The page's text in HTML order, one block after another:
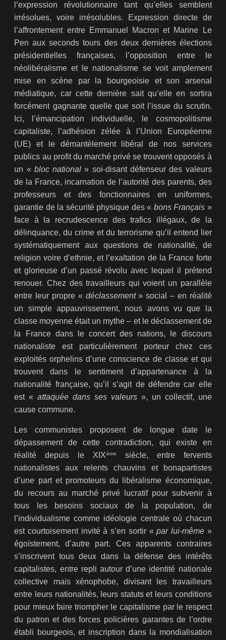
l’expression révolutionnaire tant qu’elles semblent
irrésolues, voire irrésolubles. Expression directe de
l’affrontement entre Emmanuel Macron et Marine Le
Pen aux seconds tours des deux dernières élections
présidentielles françaises, l’opposition entre le
néolibéralisme et le nationalisme se voit amplement
mise en scène par la bourgeoisie et son arsenal
médiatique, car cette dernière sait qu’elle en sortira
forcément gagnante quelle que soit l’issue du scrutin.
Ici, l’émancipation individuelle, le cosmopolitisme
capitaliste, l’adhésion zélée à l’Union Européenne
(UE) et le démantèlement libéral de nos services
publics au profit du marché privé se trouvent opposés à
un « bloc national » soi-disant défenseur des valeurs
de la France, incarnation de l’autorité des parents, des
professeurs et des fonctionnaires en uniformes,
garantie de la sécurité physique des « bons Français »
face à la recrudescence des trafics illégaux, de la
délinquance, du crime et du terrorisme qu’il entend lier
systématiquement aux questions de nationalité, de
religion voire d’ethnie, et l’exaltation de la France forte
et glorieuse d’un passé révolu avec lequel il prétend
renouer. Chez des travailleurs qui voient un parallèle
entre leur propre « déclassement» social – en réalité
un simple appauvrissement, nous avons vu que la
classe moyenne était un mythe – et le déclassement de
la France dans le concert des nations, le discours
nationaliste est particulièrement porteur chez ces
exploités orphelins d’une conscience de classe et qui
trouvent dans le sentiment d’appartenance à la
nationalité française, qu’il s’agit de défendre car elle
est «attaquée dans ses valeurs», un collectif, une
cause commune.
Les communistes proposent de longue date le
dépassement de cette contradiction, qui existe en
réalité depuis le XIXème
siècle, entre fervents
nationalistes aux relents chauvins et bonapartistes
d’une part et promoteurs du libéralisme économique,
du recours au marché privé lucratif pour subvenir à
tous les besoins sociaux de la population, de
l’individualisme comme idéologie centrale où chacun
est courtoisement invité à s’en sortir «par lui-même»
égoïstement, d’autre part. Ces apparents contraires
s’inscrivent tous deux dans la défense des intérêts
capitalistes, entre repli autour d’une identité nationale
collective mais xénophobe, divisant les travailleurs
entre leurs nationalités, leurs statuts et leurs conditions
pour mieux faire triompher le capitalisme par le respect
du patron et des forces policières garantes de l’ordre
établi bourgeois, et inscription dans la mondialisation